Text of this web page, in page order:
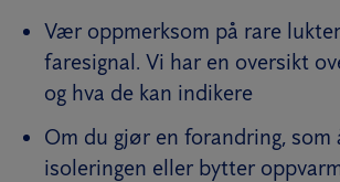
Vær oppmerksom på rare
faresignal. Vi har en oversikt
og hva de kan indikere
Om du gjør en forandring, som
isoleringen eller bytter